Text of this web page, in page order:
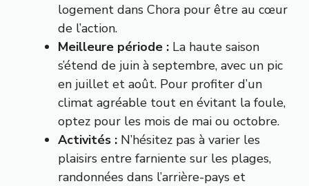
logement dans Chora pour être au cœur
de l’action.
Meilleure période : La haute saison
s’étend de juin à septembre, avec un pic
en juillet et août. Pour profiter d’un
climat agréable tout en évitant la foule,
optez pour les mois de mai ou octobre.
Activités : N’hésitez pas à varier les
plaisirs entre farniente sur les plages,
randonnées dans l’arrière-pays et